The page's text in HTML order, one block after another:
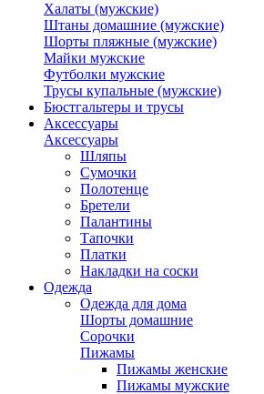
Халаты (мужские)
Штаны домашние (мужские)
Шорты пляжные (мужские)
Майки мужские
Футболки мужские
Трусы купальные (мужские)
Бюстгальтеры и трусы
Аксессуары
Аксессуары
Шляпы
Сумочки
Полотенце
Бретели
Палантины
Тапочки
Платки
Накладки на соски
Одежда
Одежда для дома
Шорты домашние
Сорочки
Пижамы
Пижамы женские
Пижамы мужские